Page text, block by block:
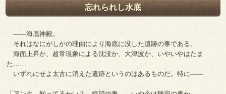
忘れられし水底
――海底神殿。
それはなにがしかの理由により海底に没した遺跡の事である。
海面上昇か、超常現象による沈没か、大津波か、いやいやはたま
た……
いずれにせよ太古に消えた遺跡というのはあるものだ。特に――